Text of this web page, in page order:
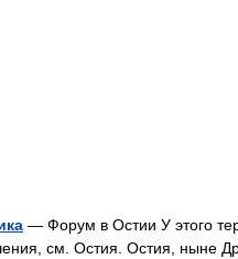
— Форум в Остии У этого
см. Остия. Остия, ныне